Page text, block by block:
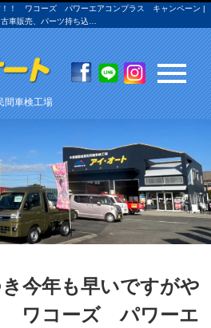
！！ ワコーズ パワーエアコンプラス キャンペーン |
車販売、パーツ持ち込…
間車検工場
今年も早いですがや
ワコーズ パワーエ